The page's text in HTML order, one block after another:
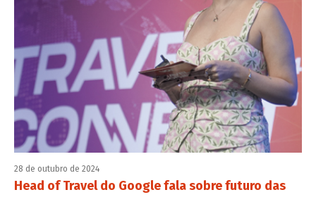
28 de outubro de 2024
Head of Travel do Google fala sobre futuro das